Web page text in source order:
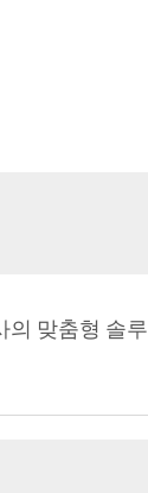
의 맞춤형 솔루